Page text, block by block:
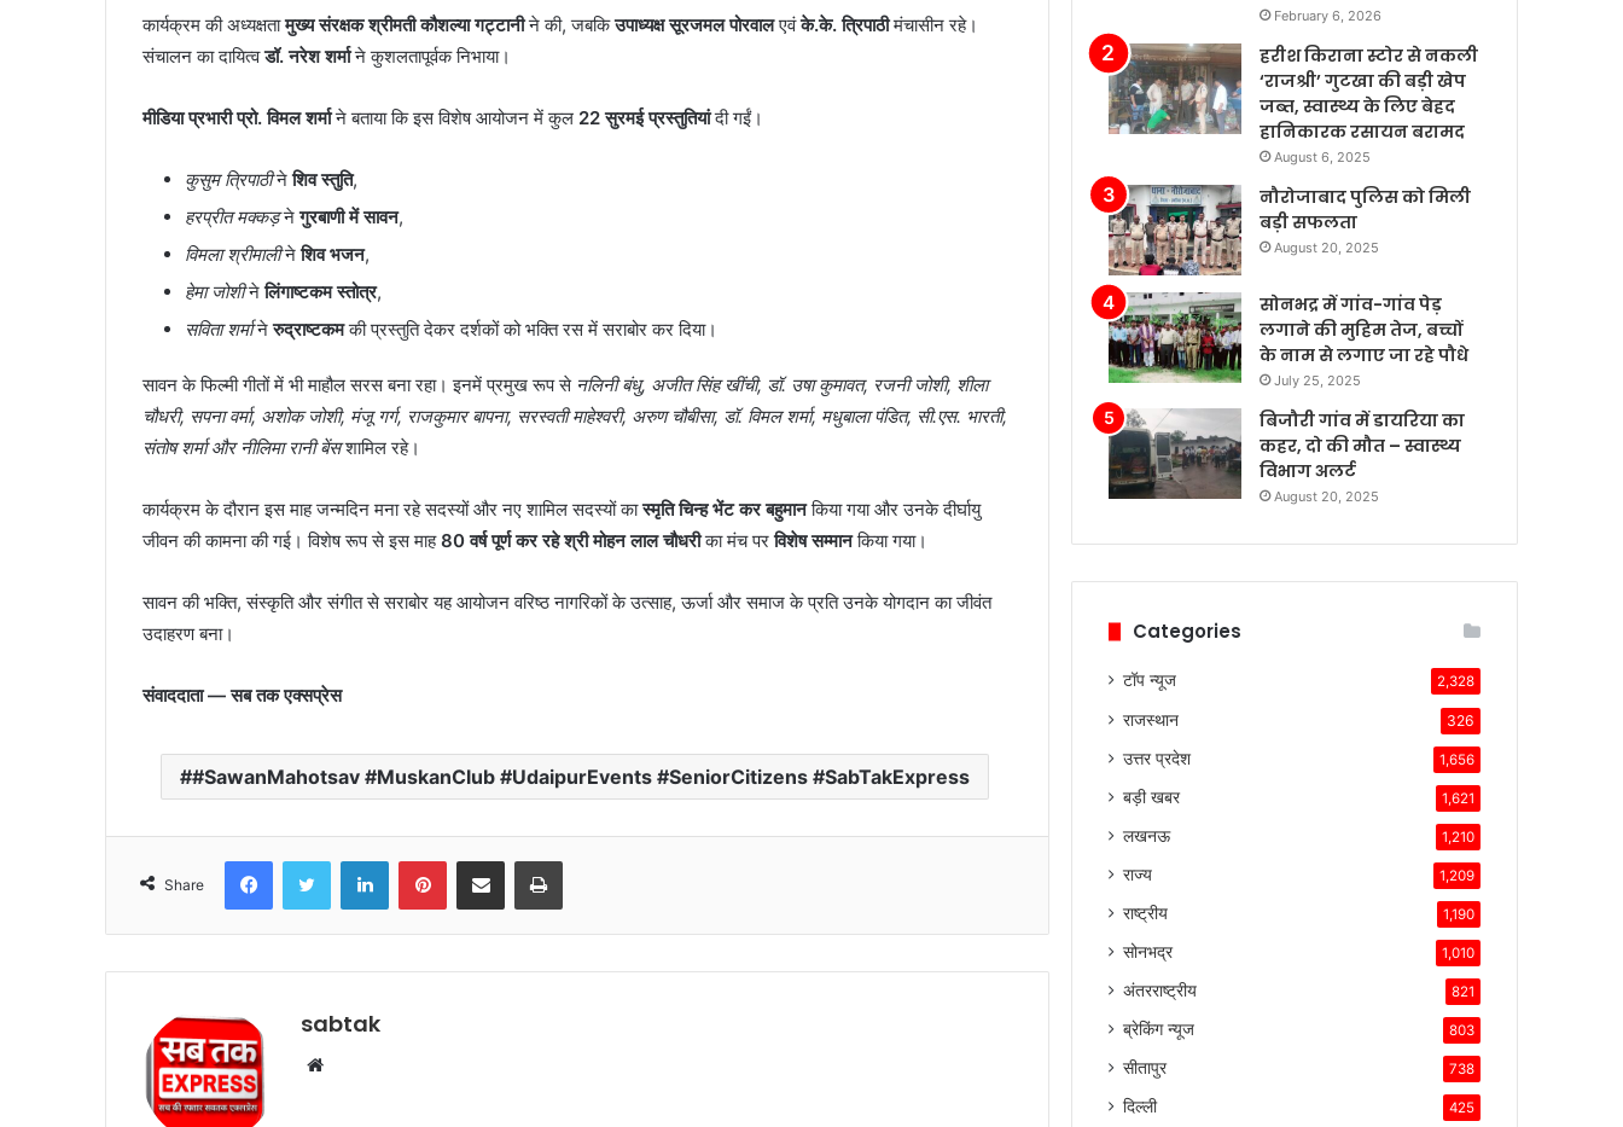
कार्यक्रम की अध्यक्षतामुख्य संरक्षक श्रीमती कौशल्या गट्टानीने की, जबकिउपाध्यक्ष सूरजमल पोरवालएवंके.के. त्रिपाठीमंचासीन रहे।
संचालन का दायित्वडॉ. नरेश शर्माने कुशलतापूर्वक निभाया।
मीडिया प्रभारी प्रो. विमल शर्माने बताया कि इस विशेष आयोजन में कुल 22 सुरमई प्रस्तुतियांदी गईं।
कुसुम त्रिपाठीनेशिव स्तुति,
हरप्रीत मक्कड़नेगुरबाणी में सावन,
विमला श्रीमालीनेशिव भजन,
हेमा जोशीनेलिंगाष्टकम स्तोत्र,
सविता शर्मानेरुद्राष्टकमकी प्रस्तुति देकर दर्शकों को भक्ति रस में सराबोर कर दिया।
सावन के फिल्मी गीतों में भी माहौल सरस बना रहा। इनमें प्रमुख रूप से नलिनी बंधु, अजीत सिंह खींची, डॉ. उषा कुमावत, रजनी जोशी, शीला
चौधरी, सपना वर्मा, अशोक जोशी, मंजू गर्ग, राजकुमार बापना, सरस्वती माहेश्वरी, अरुण चौबीसा, डॉ. विमल शर्मा, मधुबाला पंडित, सी.एस. भारती,
संतोष शर्मा और नीलिमा रानी बेंसशामिल रहे।
कार्यक्रम के दौरान इस माह जन्मदिन मना रहे सदस्यों और नए शामिल सदस्यों कास्मृति चिन्ह भेंट कर बहुमानकिया गया और उनके दीर्घायु
जीवन की कामना की गई। विशेष रूप से इस माह80 वर्ष पूर्ण कर रहे श्री मोहन लाल चौधरीका मंच परविशेष सम्मानकिया गया।
सावन की भक्ति, संस्कृति और संगीत से सराबोर यह आयोजन वरिष्ठ नागरिकों के उत्साह, ऊर्जा और समाज के प्रति उनके योगदान का जीवंत
उदाहरण बना।
संवाददाता — सब तक एक्सप्रेस
#SawanMahotsav #MuskanClub #UdaipurEvents #SeniorCitizens #SabTakExpress
Share
FacebookTwitter LinkedInPinterestShare via Email Print
sabtak
Website
खर्च
कर
February 6, 2026
हरीश किराना स्टोर से नकली
‘राजश्री’ गुटखा की बड़ी खेप
जब्त, स्वास्थ्य के लिए बेहद
हानिकारक रसायन बरामद
August 6, 2025
नौरोजाबाद पुलिस को मिली
बड़ी सफलता
August 20, 2025
सोनभद्र में गांव-गांव पेड़
लगाने की मुहिम तेज, बच्चों
के नाम से लगाए जा रहे पौधे
July 25, 2025
बिजौरी गांव में डायरिया का
कहर, दो की मौत – स्वास्थ्य
विभाग अलर्ट
August 20, 2025
Categories
टॉप न्यूज 2,328
राजस्थान 326
उत्तर प्रदेश 1,656
बड़ी खबर 1,621
लखनऊ 1,210
राज्य 1,209
राष्ट्रीय 1,190
सोनभद्र 1,010
अंतरराष्ट्रीय 821
ब्रेकिंग न्यूज 803
सीतापुर 738
दिल्ली 425